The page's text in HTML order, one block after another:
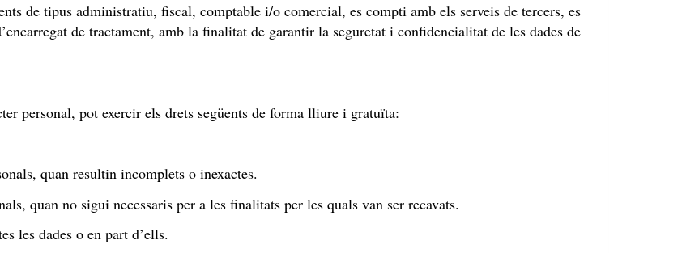
de tipus administratiu, fiscal, comptable i/o comercial, es compti amb els serveis de tercers, es
de tractament, amb la finalitat de garantir la seguretat i confidencialitat de les dades de
personal, pot exercir els drets següents de forma lliure i gratuïta:
quan resultin incomplets o inexactes.
quan no sigui necessaris per a les finalitats per les quals van ser recavats.
les dades o en part d’ells.